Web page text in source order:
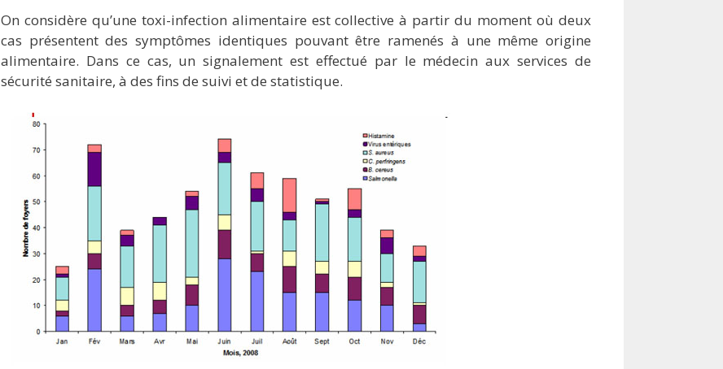
On considère qu’une toxi-infection alimentaire est collective à partir du moment où deux
cas présentent des symptômes identiques pouvant être ramenés à une même origine
alimentaire. Dans ce cas, un signalement est effectué par le médecin aux services de
sécurité sanitaire, à des fins de suivi et de statistique.